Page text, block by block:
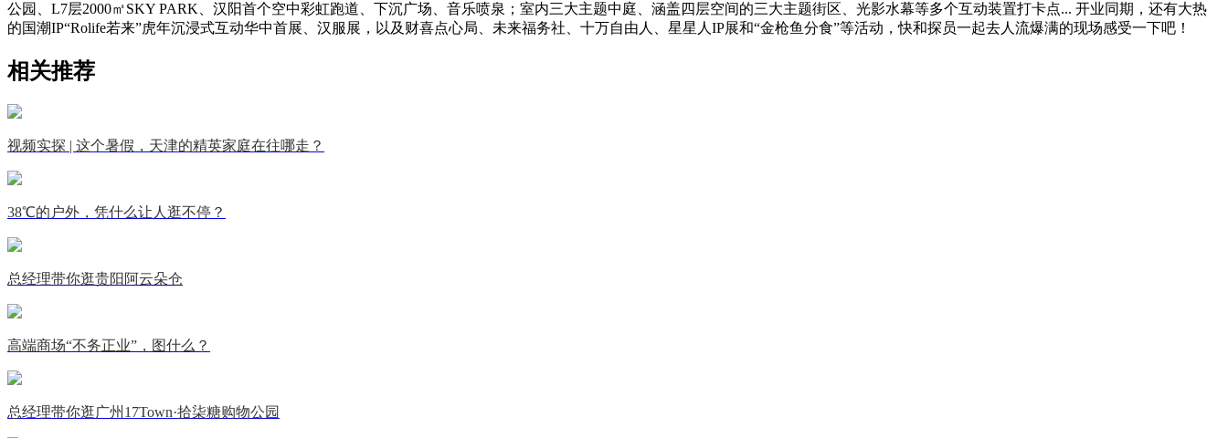
公园、L7层2000㎡SKY PARK、汉阳首个空中彩虹跑道、下沉广场、音乐喷泉；室内三大主题中庭、涵盖四层空间的三大主题街区、光影水幕等多个互动装置打卡点... 开业同期，还有大热
的国潮IP“Rolife若来”虎年沉浸式互动华中首展、汉服展，以及财喜点心局、未来福务社、十万自由人、星星人IP展和“金枪鱼分食”等活动，快和探员一起去人流爆满的现场感受一下吧！
相关推荐
视频实探 | 这个暑假，天津的精英家庭在往哪走？
38℃的户外，凭什么让人逛不停？
总经理带你逛贵阳阿云朵仓
高端商场“不务正业”，图什么？
总经理带你逛广州17Town·拾柒糖购物公园